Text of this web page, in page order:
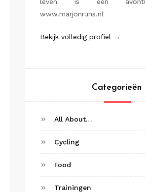
www.marjonruns.nl
Bekijk volledig profiel →
Categorieën
All About…
Cycling
Food
Trainingen